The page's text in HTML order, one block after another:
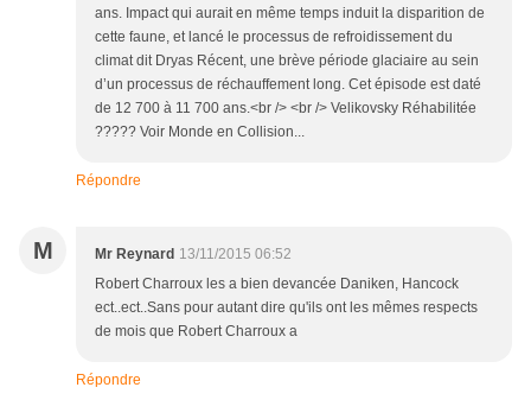
ans. Impact qui aurait en même temps induit la disparition de
cette faune, et lancé le processus de refroidissement du
climat dit Dryas Récent, une brève période glaciaire au sein
d’un processus de réchauffement long. Cet épisode est daté
de 12 700 à 11 700 ans.<br /> <br /> Velikovsky Réhabilitée
????? Voir Monde en Collision...
Répondre
M Mr Reynard 13/11/2015 06:52
Robert Charroux les a bien devancée Daniken, Hancock
ect..ect..Sans pour autant dire qu'ils ont les mêmes respects
de mois que Robert Charroux a
Répondre